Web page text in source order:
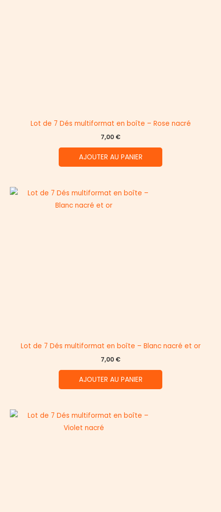
Lot de 7 Dés multiformat en boîte – Rose nacré
7,00 €
AJOUTER AU PANIER
Lot de 7 Dés multiformat en boîte – Blanc nacré et or
7,00 €
AJOUTER AU PANIER